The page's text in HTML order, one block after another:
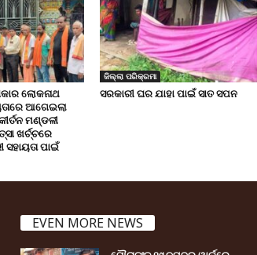
ଲୋକନାଥ
ଆଗେଇଲା
ମଣ୍ଡଳୀ
ଖର୍ଚ୍ଚରେ
ପାଇଁ
ଜିଲ୍ଲା ପରିକ୍ରମା
ସରକାରୀ ଘର ଯାହା ପାଇଁ ସାତ ସପନ
EVEN MORE NEWS